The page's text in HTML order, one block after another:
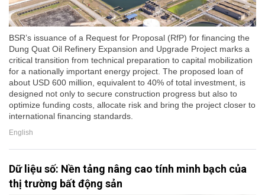
BSR’s issuance of a Request for Proposal (RfP) for financing the
Dung Quat Oil Refinery Expansion and Upgrade Project marks a
critical transition from technical preparation to capital mobilization
for a nationally important energy project. The proposed loan of
about USD 600 million, equivalent to 40% of total investment, is
designed not only to secure construction progress but also to
optimize funding costs, allocate risk and bring the project closer to
international financing standards.
English
Dữ liệu số: Nền tảng nâng cao tính minh bạch của
thị trường bất động sản